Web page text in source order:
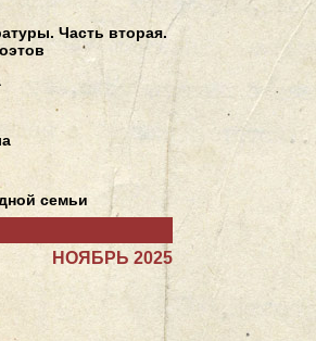
Часть вторая.
семьи
НОЯБРЬ 2025